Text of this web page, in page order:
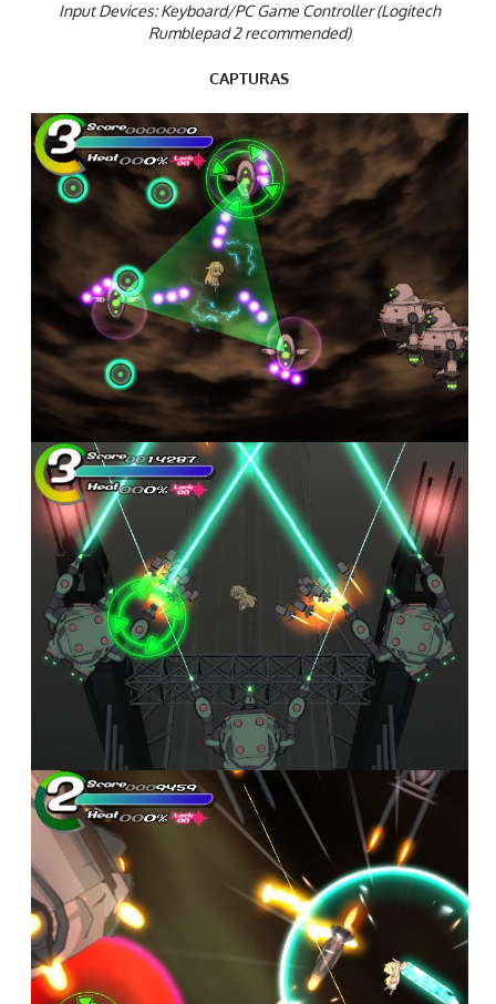
Input Devices: Keyboard/PC Game Controller (Logitech
Rumblepad 2 recommended)
CAPTURAS